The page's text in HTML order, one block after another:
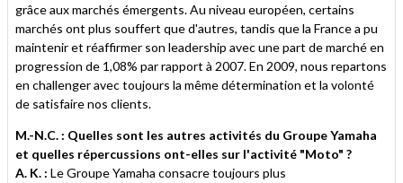
grâce aux marchés émergents. Au niveau européen, certains
marchés ont plus souffert que d'autres, tandis que la France a pu
maintenir et réaffirmer son leadership avec une part de marché en
progression de 1,08% par rapport à 2007. En 2009, nous repartons
en challenger avec toujours la même détermination et la volonté
de satisfaire nos clients.
M.-N.C. : Quelles sont les autres activités du Groupe Yamaha
et quelles répercussions ont-elles sur l'activité "Moto" ?
A. K. : Le Groupe Yamaha consacre toujours plus